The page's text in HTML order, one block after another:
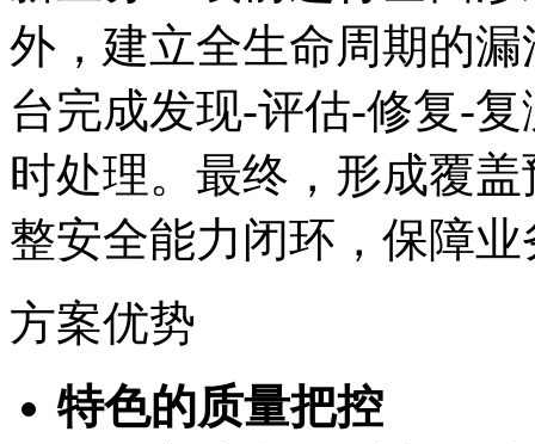
外，建立全生命周期的
台完成发现-评估-修复-复
时处理。最终，形成覆盖预
整安全能力闭环，保
方案优势
特色的质量把控